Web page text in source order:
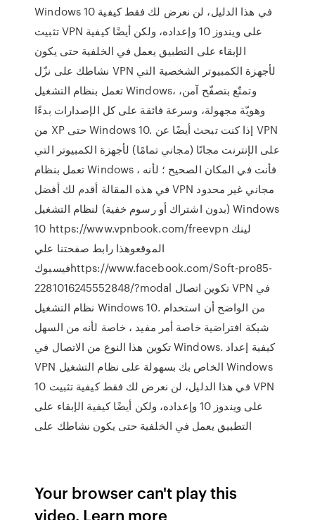
Windows 10 في هذا الدليل، لن نعرض لك فقط كيفية
تثبيت VPN على ويندوز 10 وإعداده، ولكن أيضًا كيفية
الإبقاء على التطبيق يعمل في الخلفية حتى يكون
نشاطك على نزّل VPN لأجهزة الكمبيوتر الشخصية التي
تعمل بنظام التشغيل Windows، وتمتّع بتصفّح آمن،
وهويّة مجهولة، وسرعة فائقة على كل الإصدارات بدءًا
من XP حتى Windows 10. إذا كنت تبحث أيضًا عن VPN
على الإنترنت مجانًا (مجاني تمامًا) لأجهزة الكمبيوتر التي
تعمل بنظام Windows ، فأنت في المكان الصحيح ؛ لأنه
في هذه المقالة أقدم لك أفضل VPN مجاني غير محدود
(بدون اشتراك أو رسوم خفية) لنظام التشغيل Windows
10 https://www.vpnbook.com/freevpn لينك
الموقعوهذا رابط صفحتنا علي
فيسبوكhttps://www.facebook.com/Soft-pro85-
2281016245552848/?modal تكوين اتصال VPN في
نظام التشغيل Windows 10. من الواضح أن استخدام
شبكة افتراضية خاصة أمر مفيد ، خاصة لأنه من السهل
تكوين هذا النوع من الاتصال في Windows. كيفية إعداد
VPN الخاص بك بسهولة على نظام التشغيل Windows
10 في هذا الدليل، لن نعرض لك فقط كيفية تثبيت VPN
على ويندوز 10 وإعداده، ولكن أيضًا كيفية الإبقاء على
التطبيق يعمل في الخلفية حتى يكون نشاطك على
Your browser can't play this
video. Learn more